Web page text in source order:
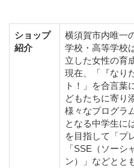
ショップ
紹介
横須賀市内唯一
学校・高等学校
立した女性の育
現在、「『なり
ト！」を合言葉
どもたちに寄り
様々なプログラ
となる中学生に
を目指して「プ
「SSE（ソーシ
ン）」などとと